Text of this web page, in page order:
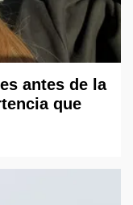
antes de la
que